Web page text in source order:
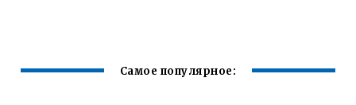
Самое популярное: